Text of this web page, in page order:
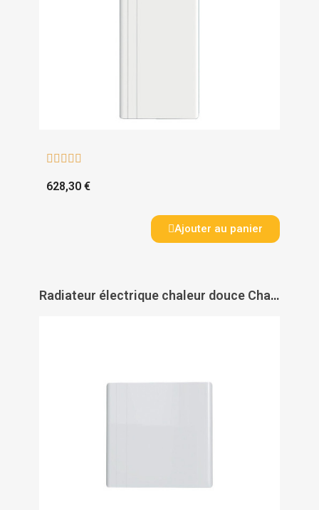
    
628,30 €
Ajouter au panier
Radiateur électrique chaleur douce Chamane horizontal - INTUIS